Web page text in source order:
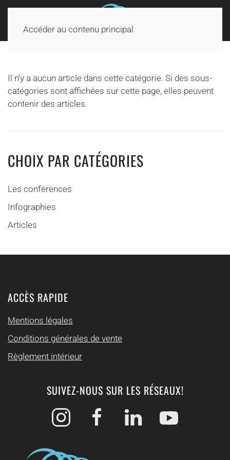
Accéder au contenu principal
Il n'y a aucun article dans cette catégorie. Si des sous-
catégories sont affichées sur cette page, elles peuvent
contenir des articles.
CHOIX PAR CATÉGORIES
Les conférences
Infographies
Articles
ACCÈS RAPIDE
Mentions légales
Conditions générales de vente
Règlement intérieur
SUIVEZ-NOUS SUR LES RÉSEAUX!